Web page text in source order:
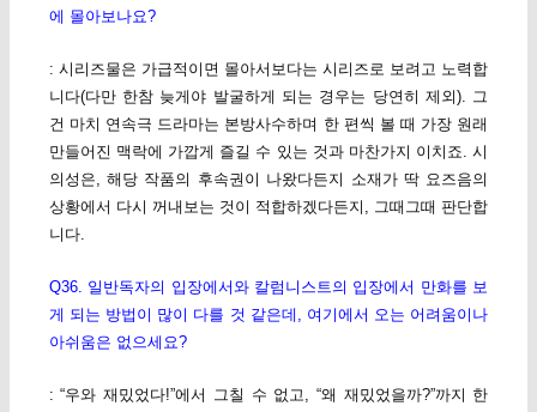
에 몰아보나요?
: 시리즈물은 가급적이면 몰아서보다는 시리즈로 보려고 노력합
니다(다만 한참 늦게야 발굴하게 되는 경우는 당연히 제외). 그
건 마치 연속극 드라마는 본방사수하며 한 편씩 볼 때 가장 원래
만들어진 맥락에 가깝게 즐길 수 있는 것과 마찬가지 이치죠. 시
의성은, 해당 작품의 후속권이 나왔다든지 소재가 딱 요즈음의
상황에서 다시 꺼내보는 것이 적합하겠다든지, 그때그때 판단합
니다.
Q36. 일반독자의 입장에서와 칼럼니스트의 입장에서 만화를 보
게 되는 방법이 많이 다를 것 같은데, 여기에서 오는 어려움이나
아쉬움은 없으세요?
: “우와 재밌었다!”에서 그칠 수 없고, “왜 재밌었을까?”까지 한